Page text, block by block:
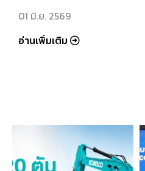
01 มิ.ย. 2569
แนะนำจากผู้เชี่ยวชาญ
อ่านเพิ่มเติม